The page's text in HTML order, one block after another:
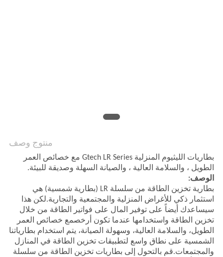
منتوج وصف
بطاريات الليثيوم المنزلية Gtech LR Series مع خصائص العمر
الطويل ، والسلامة العالية ، والصيانة السهلة وصديقة للبيئة.
الوصف:
بطارية تخزين الطاقة من سلسلة LR (بطارية شمسية) هي
استثمار ذكي للأغراض المنزلية والمجتمعية والتجارية.لكن هذا
سيساعدك أيضاً على توفير المال على فواتير الطاقة من خلال
تخزين الطاقة واستخدامها عندما تكون أرخصمع خصائص العمر
الطويل، والسلامة العالية، وسهولة الصيانة، يتم استخدام بطارياتنا
الشمسية على نطاق واسع لتطبيقات تخزين الطاقة في المنازل
والمجتمعات.قم بالتحول إلى بطاريات تخزين الطاقة من سلسلة